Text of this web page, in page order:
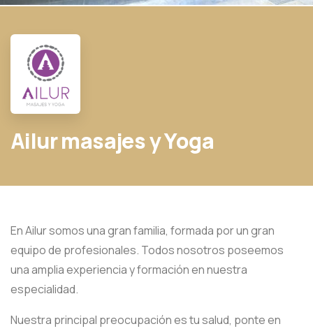
Ailur masajes y Yoga
En Ailur somos una gran familia, formada por un gran
equipo de profesionales. Todos nosotros poseemos
una amplia experiencia y formación en nuestra
especialidad.
Nuestra principal preocupación es tu salud, ponte en